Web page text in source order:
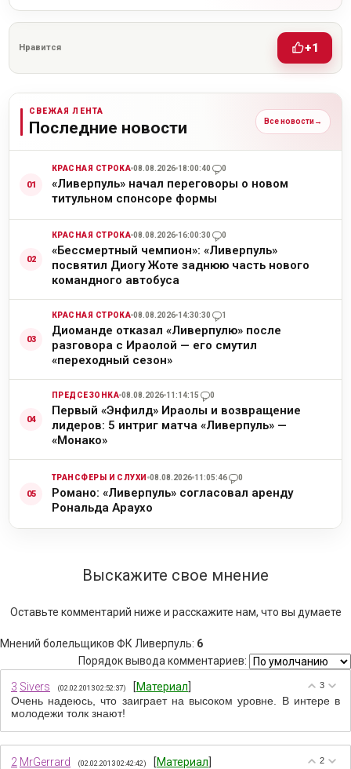
Нравится +1
СВЕЖАЯ ЛЕНТА
Последние новости Все новости→
КРАСНАЯ СТРОКА 08.08.2026 18:00:40 0
«Ливерпуль» начал переговоры о новом
титульном спонсоре формы
КРАСНАЯ СТРОКА 08.08.2026 16:00:30 0
«Бессмертный чемпион»: «Ливерпуль»
посвятил Диогу Жоте заднюю часть нового
командного автобуса
КРАСНАЯ СТРОКА 08.08.2026 14:30:30 1
Диоманде отказал «Ливерпулю» после
разговора с Ираолой — его смутил
«переходный сезон»
ПРЕДСЕЗОНКА 08.08.2026 11:14:15 0
Первый «Энфилд» Ираолы и возвращение
лидеров: 5 интриг матча «Ливерпуль» —
«Монако»
ТРАНСФЕРЫ И СЛУХИ 08.08.2026 11:05:46 0
Романо: «Ливерпуль» согласовал аренду
Рональда Араухо
Выскажите свое мнение
Оставьте комментарий ниже и расскажите нам, что вы думаете
Мнений болельщиков ФК Ливерпуль: 6
Порядок вывода комментариев:
3
3 Sivers (02.02.2013 02:52:37) [Материал
Очень надеюсь, что заиграет на высоком уровне. В интере в
молодежи толк знают!
2
2 MrGerrard (02.02.2013 02:42:42) [Материал